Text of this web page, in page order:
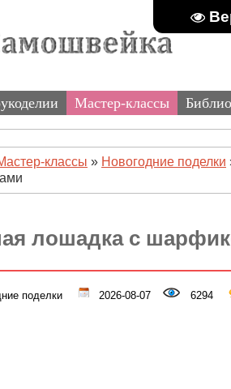
Мастер-классы
классы » Новогодние поделки
лошадка с
поделки 2026-08-07 6294